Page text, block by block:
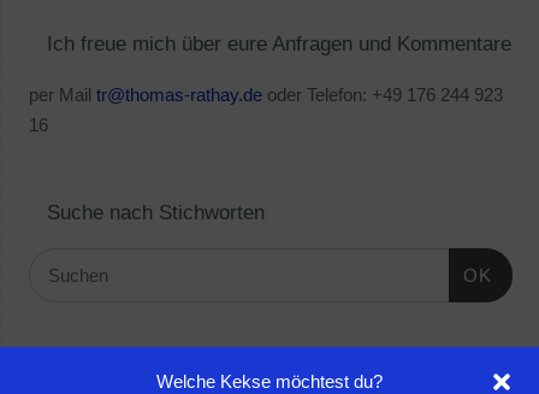
Welche Kekse möchtest du?
Ich freue mich über eure Anfragen und Kommentare
per Mail tr@thomas-rathay.deoder Telefon: +49 176 244 923
16
Suche nach Stichworten
OK